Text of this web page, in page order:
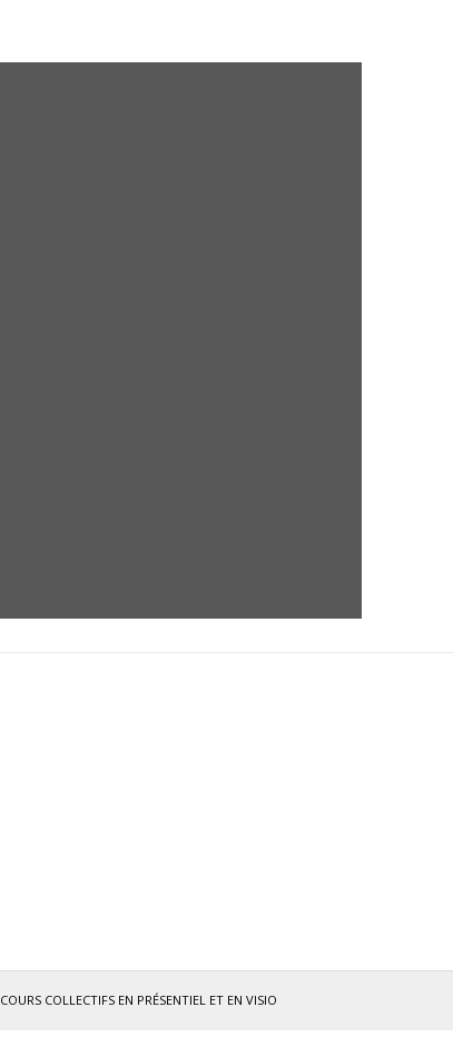
COURS COLLECTIFS EN PRÉSENTIEL ET EN VISIO